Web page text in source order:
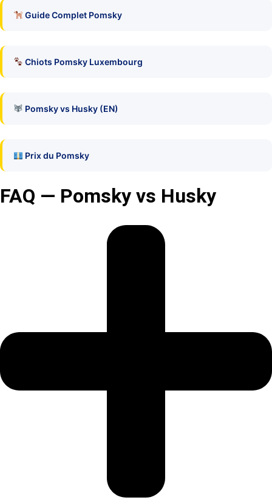
Guide Complet Pomsky
Chiots Pomsky Luxembourg
Pomsky vs Husky (EN)
Prix du Pomsky
FAQ — Pomsky vs Husky